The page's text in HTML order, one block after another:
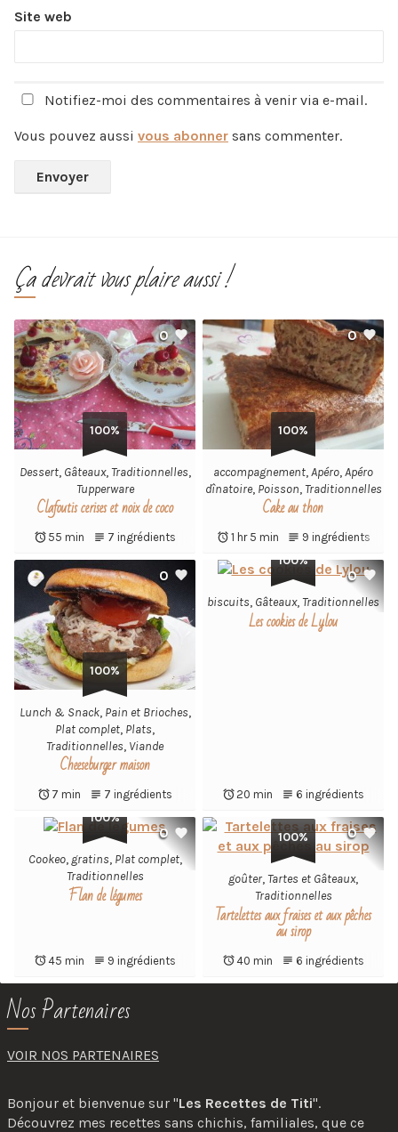
Site web
Notifiez-moi des commentaires à venir via e-mail.
Vous pouvez aussi vous abonner sans commenter.
Ça devrait vous plaire aussi !
100%
0
Dessert, Gâteaux,Traditionnelles,
Tupperware
Clafoutis cerises et noix de coco
55 min 7 ingrédients
100%
0
accompagnement,Apéro,Apéro
dînatoire, Poisson,Traditionnelles
Cake au thon
1 hr 5 min 9 ingrédients
100%
0
Lunch & Snack, Pain et Brioches,
Plat complet, Plats,
Traditionnelles, Viande
Cheeseburger maison
7 min 7 ingrédients
100%
0
biscuits, Gâteaux,Traditionnelles
Les cookies de Lylou
20 min 6 ingrédients
100%
0
Cookeo,gratins, Plat complet,
Traditionnelles
Flan de légumes
45 min 9 ingrédients
100% 0
goûter,Tartes et Gâteaux,
Traditionnelles
Tartelettes aux fraises et aux pêches
au sirop
40 min 6 ingrédients
Nos Partenaires
VOIR NOS PARTENAIRES
Bonjour et bienvenue sur "Les Recettes de Titi".
Découvrez mes recettes sans chichis, familiales, que ce